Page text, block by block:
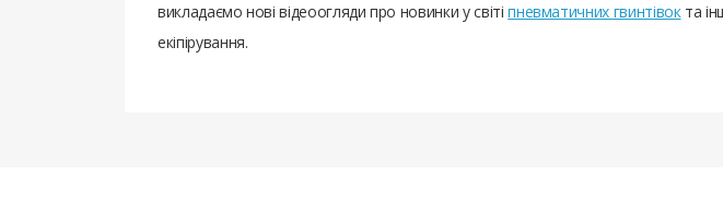
викладаємо нові відеоогляди про новинки у світіпневматичних гвинтівокта
екіпірування.